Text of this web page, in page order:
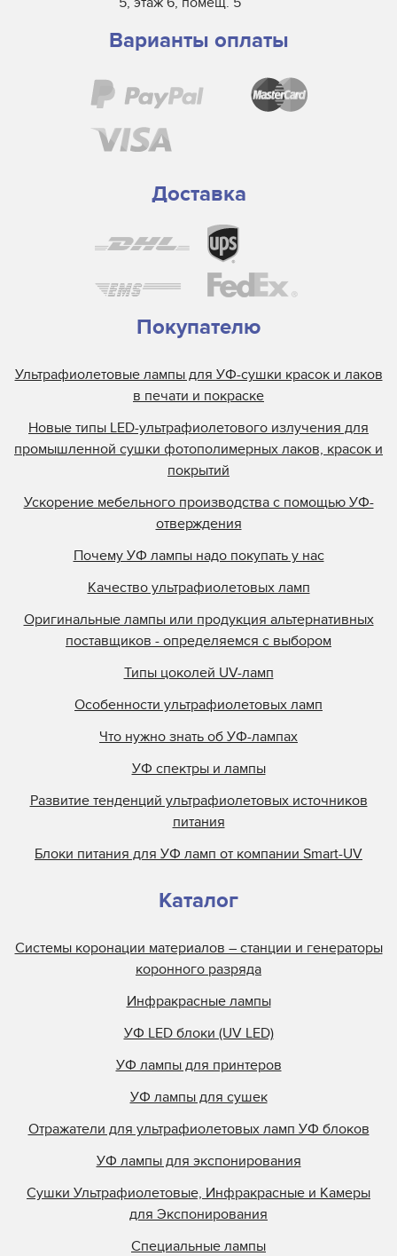
Варианты оплаты
Доставка
Покупателю
Ультрафиолетовые лампы для УФ-сушки красок и лаков
в печати и покраске
Новые типы LED-ультрафиолетового излучения для
промышленной сушки фотополимерных лаков, красок и
покрытий
Ускорение мебельного производства с помощью УФ-
отверждения
Почему УФ лампы надо покупать у нас
Качество ультрафиолетовых ламп
Оригинальные лампы или продукция альтернативных
поставщиков - определяемся с выбором
Типы цоколей UV-ламп
Особенности ультрафиолетовых ламп
Что нужно знать об УФ-лампах
УФ спектры и лампы
Развитие тенденций ультрафиолетовых источников
питания
Блоки питания для УФ ламп от компании Smart-UV
Каталог
Системы коронации материалов – станции и генераторы
коронного разряда
Инфракрасные лампы
УФ LED блоки (UV LED)
УФ лампы для принтеров
УФ лампы для сушек
Отражатели для ультрафиолетовых ламп УФ блоков
УФ лампы для экспонирования
Сушки Ультрафиолетовые, Инфракрасные и Камеры
для Экспонирования
Специальные лампы